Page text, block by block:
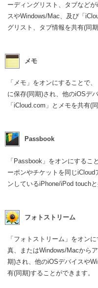
ーディングリスト、タブなど
スやWindows/Mac、及び「
グリスト、タブ情報を共有(同
メモ
「メモ」をオンにすることで
に保存(同期)され、他のiOSデ
「iCloud.com」とメモを共有(
Passbook
「Passbook」をオンにするこ
ーポンやチケットを同じ
ンしているiPhone/iPod touch
フォトストリーム
「フォトストリーム」をオン
真、またはWindows/Macから
期)され、他のiOSデバイスや
有(同期)することができます。